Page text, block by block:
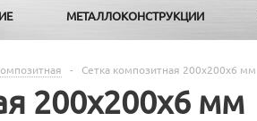
МЕТАЛЛОКОНСТРУКЦИИ
- Сетка композитная 200х200х6 мм
200х200х6 мм